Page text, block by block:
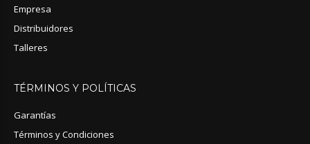
Empresa
Distribuidores
Talleres
TÉRMINOS Y POLÍTICAS
Garantías
Términos y Condiciones